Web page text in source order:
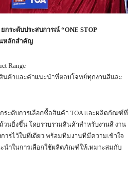
กระดับประสบการณ์ “ONE STOP
นหลักสำคัญ
Range
นค้าและคำแนะนำที่ตอบโจทย์ทุกงานสีและ
ยกระดับการเลือกซื้อสินค้า TOA และผลิตภัณฑ์ที่
วนยิ่งขึ้น โดยรวบรวมสินค้าสำหรับงานสี งาน
ารไว้ในที่เดียว พร้อมทีมงานที่มีความเข้าใจ
นำในการเลือกใช้ผลิตภัณฑ์ให้เหมาะสมกับ